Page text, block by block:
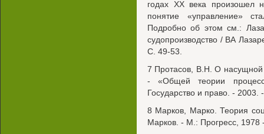
годах XX века произошел
понятие «управление»
Подробно об этом см.:
судопроизводство / ВА
С. 49-53.
7 Протасов, В.Н. О насущной
- «Общей теории
Государство и право. -
8 Марков, Марко. Теория
Марков. - М.: Прогресс, 1978